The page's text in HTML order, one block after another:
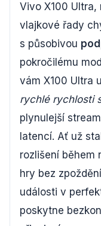
Vivo X100
vlajkové řady
s působivou
pokročilému
vám X100 Ultra
rychlé rychlosti
plynulejší
latencí. Ať už
rozlišení během
hry bez
události v
poskytne